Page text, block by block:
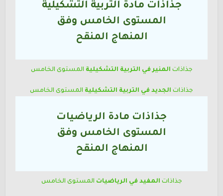
جذاذات مادة التربية التشكيلية
المستوى الخامس وفق
المنهاج المنقح
جذاذات المنير في التربية التشكيلية المستوى الخامس
جذاذات الجديد في التربية التشكيلية المستوى الخامس
جذاذات مادة الرياضيات
المستوى الخامس وفق
المنهاج المنقح
جذاذات المفيد في الرياضيات المستوى الخامس